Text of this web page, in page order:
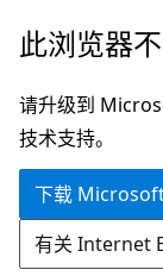
跳
主
要
内
此浏览器
请升级到
技术支持。
下载
有关 Internet